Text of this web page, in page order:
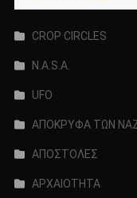
CROP CIRCLES
N.A.S.A.
UFO
ΑΠΟΚΡΥΦΑ ΤΩΝ
ΑΠΟΣΤΟΛΕΣ
ΑΡΧΑΙΟΤΗΤΑ